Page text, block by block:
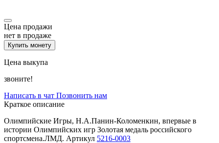
Цена продажи
нет в продаже
Купить монету
Цена выкупа
звоните!
Написать в чат Позвонить нам
Краткое описание
Олимпийские Игры, Н.А.Панин-Коломенкин, впервые в
истории Олимпийских игр Золотая медаль российского
спортсмена.ЛМД. Артикул 5216-0003